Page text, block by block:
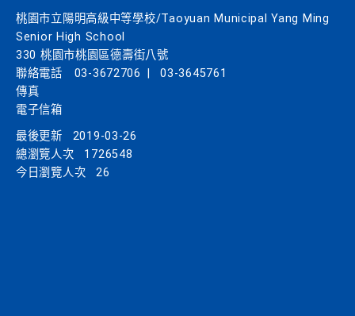
桃園市立陽明高級中等學校/Taoyuan Municipal Yang Ming
Senior High School
330 桃園市桃園區德壽街八號
聯絡電話
03-3672706
03-3645761
傳真
電子信箱
最後更新
2019-03-26
總瀏覽人次
1726548
今日瀏覽人次
26